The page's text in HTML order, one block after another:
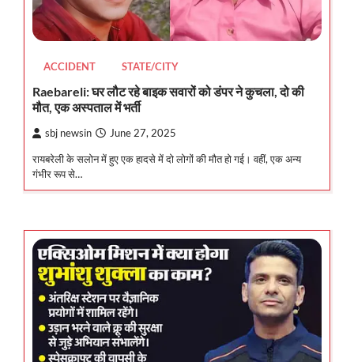
ACCIDENT STATE/CITY
Raebareli: घर लौट रहे बाइक सवारों को डंपर ने कुचला, दो की
मौत, एक अस्पताल में भर्ती
sbj newsin June 27, 2025
रायबरेली के सलोन में हुए एक हादसे में दो लोगों की मौत हो गई। वहीं, एक अन्य
गंभीर रूप से…